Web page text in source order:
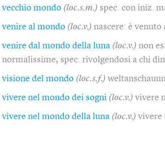
vecchio mondo (loc.s.m.) spec. con iniz.
venire al mondo (loc.v.) nascere: è
venire dal mondo della luna (loc.v.) non
normalissime, spec. rivolgendosi a chi
visione del mondo (loc.s.f.)
vivere nel mondo dei sogni (loc.v.) vivere
vivere nel mondo della luna (loc.v.) vivere